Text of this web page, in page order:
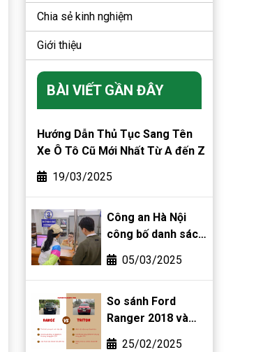
Chia sẻ kinh nghiệm
Giới thiệu
BÀI VIẾT GẦN ĐÂY
Hướng Dẫn Thủ Tục Sang Tên
Xe Ô Tô Cũ Mới Nhất Từ A đến Z
19/03/2025
Công an Hà Nội
công bố danh sách
phường, xã được
phân cấp đăng ký
biển số xe
05/03/2025
So sánh Ford
Ranger 2018 và
Mitsubishi Triton
25/02/2025